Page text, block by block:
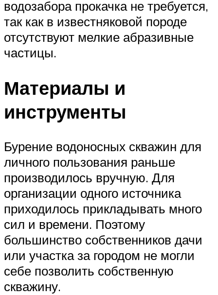
водозабора прокачка не требуется,
так как в известняковой породе
отсутствуют мелкие абразивные
частицы.
Материалы и
инструменты
Бурение водоносных скважин для
личного пользования раньше
производилось вручную. Для
организации одного источника
приходилось прикладывать много
сил и времени. Поэтому
большинство собственников дачи
или участка за городом не могли
себе позволить собственную
скважину.